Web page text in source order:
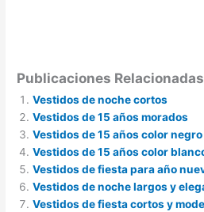
Publicaciones
Vestidos de noche cortos
Vestidos de 15 años morados
Vestidos de 15 años color negro
Vestidos de 15 años color
Vestidos de fiesta para año
Vestidos de noche largos y
Vestidos de fiesta cortos y